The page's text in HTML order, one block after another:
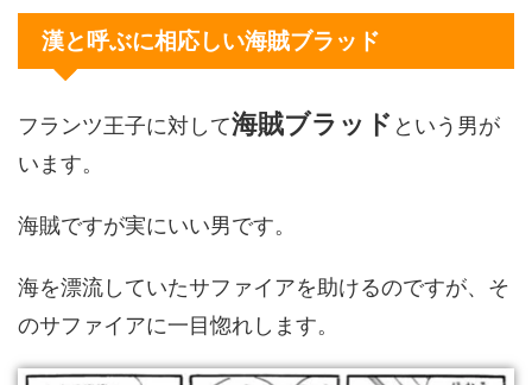
漢と呼ぶに相応しい海賊ブラッド
フランツ王子に対して海賊ブラッド という男が
います。
海賊ですが実にいい男です。
海を漂流していたサファイアを助けるのですが、そ
のサファイアに一目惚れします。